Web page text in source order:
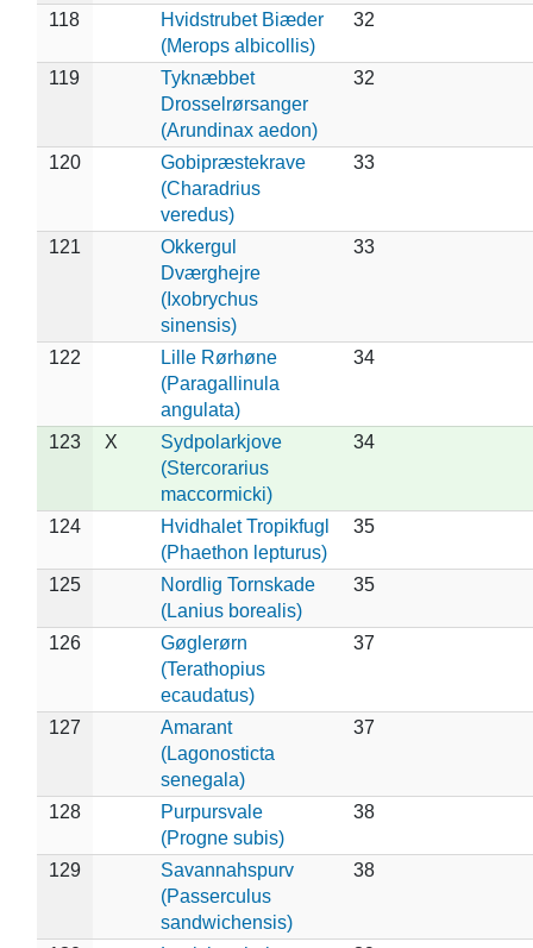
118
Hvidstrubet Biæder
(Merops albicollis)
32
119
Tyknæbbet
Drosselrørsanger
(Arundinax aedon)
32
120
Gobipræstekrave
(Charadrius
veredus)
33
121
Okkergul
Dværghejre
(Ixobrychus
sinensis)
33
122
Lille Rørhøne
(Paragallinula
angulata)
34
123 X
Sydpolarkjove
(Stercorarius
maccormicki)
34
124
Hvidhalet Tropikfugl
(Phaethon lepturus)
35
125
Nordlig Tornskade
(Lanius borealis)
35
126
Gøglerørn
(Terathopius
ecaudatus)
37
127
Amarant
(Lagonosticta
senegala)
37
128
Purpursvale
(Progne subis)
38
129
Savannahspurv
(Passerculus
sandwichensis)
38